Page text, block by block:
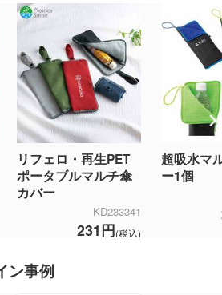
リフェロ・再生PET
ポータブルマルチ傘
カバー
KD233341
231円(税込)
超吸水マ
ー1個
ン事例